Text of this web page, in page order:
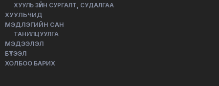
ХУУЛЬ ЗҮЙН СУРГАЛТ, СУДАЛГАА
ХУУЛЬЧИД
МЭДЛЭГИЙН САН
ТАНИЛЦУУЛГА
МЭДЭЭЛЭЛ
БҮТЭЭЛ
ХОЛБОО БАРИХ